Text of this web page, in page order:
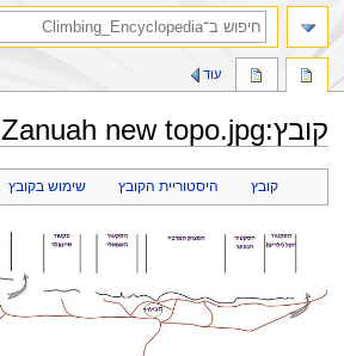
קובץ:
Zanuah new topo.jpg
קובץ היסטוריית הקובץ שימוש בקובץ
עוד
חיפוש